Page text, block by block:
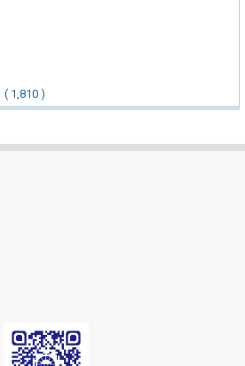
( 1,810 )